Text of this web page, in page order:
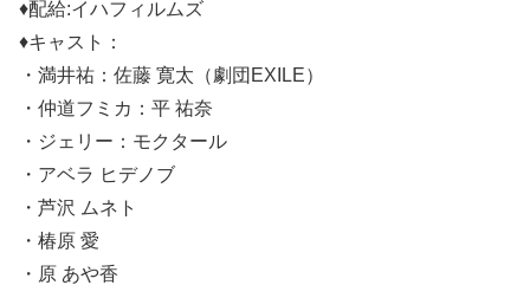
♦配給:​イハフィルムズ
​♦キャスト：
・満井祐：佐藤 寛太（劇団EXILE）
・仲道フミカ：平 祐奈
・ジェリー：モクタール
・アベラ ヒデノブ
・芦沢 ムネト
・椿原 愛
・原 あや香